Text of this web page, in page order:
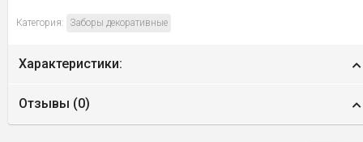
Категория: Заборы декоративные
Характеристики:
Отзывы (0)